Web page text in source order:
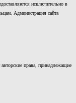
исключительно в
Администрация сайта
права, принадлежащие